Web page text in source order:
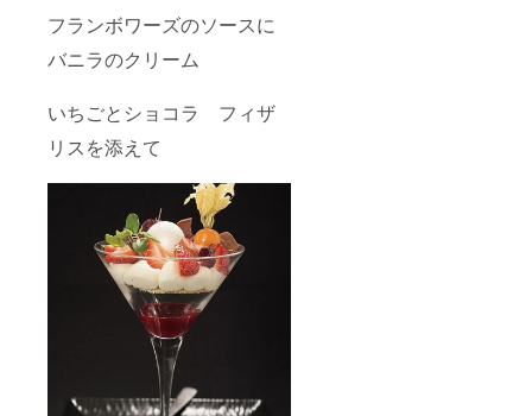
フランボワーズのソースに
バニラのクリーム
いちごとショコラ フィザ
リスを添えて